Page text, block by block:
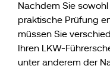
Nachdem Sie
praktische Prüfung
müssen Sie
Ihren LKW-
unter anderem der